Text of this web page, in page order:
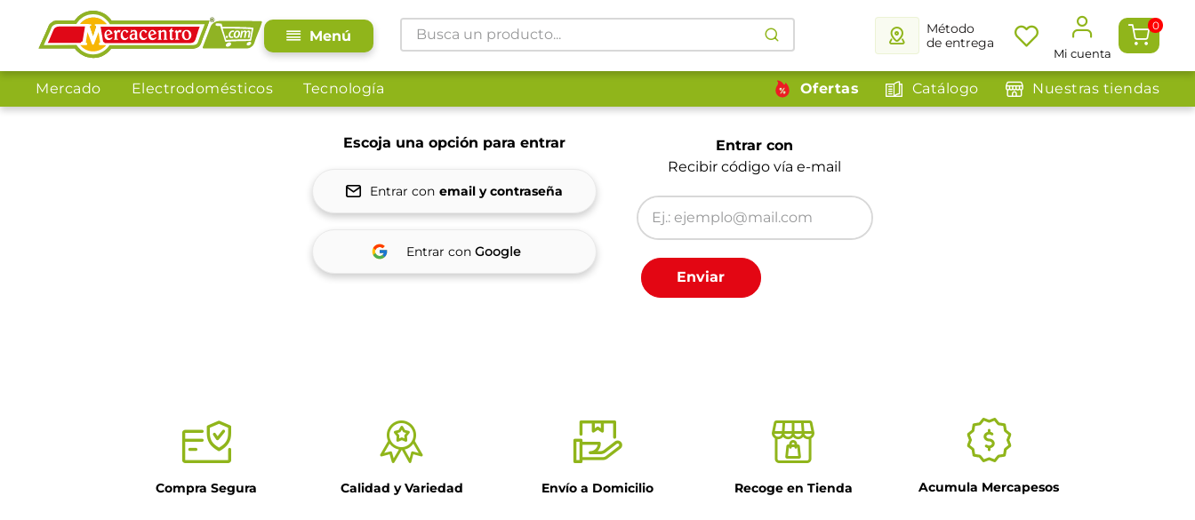
Busca un producto...
Método
de entrega
Mi cuenta
0
Mercado Electrodomésticos Tecnología Ofertas Catálogo Nuestras tiendas
Escoja una opción para entrar
Entrar con
Entrar con Google
Entrar con
Enviar
Compra Segura Calidad y Variedad Envío a Domicilio Recoge en Tienda Acumula Mercapesos